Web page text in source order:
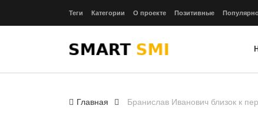
Теги Категории О проекте Позитивные
Главная Бранислав Иванович близок к